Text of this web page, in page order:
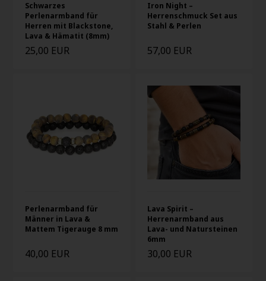
Schwarzes
Perlenarmband für
Herren mit Blackstone,
Lava & Hämatit (8mm)
25,00 EUR
Iron Night –
Herrenschmuck Set aus
Stahl & Perlen
57,00 EUR
Perlenarmband für
Männer in Lava &
Mattem Tigerauge 8 mm
40,00 EUR
Lava Spirit –
Herrenarmband aus
Lava- und Natursteinen
6mm
30,00 EUR